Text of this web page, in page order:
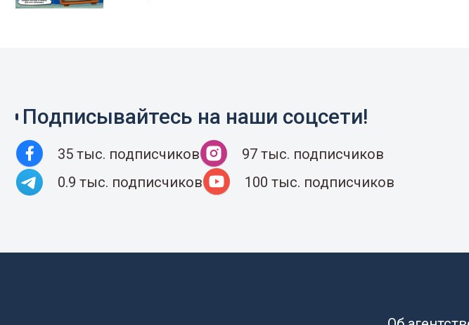
Подписывайтесь на наши соцсети!
35 тыс. подписчиков
97 тыс. подписчиков
0.9 тыс. подписчиков
100 тыс. подписчиков